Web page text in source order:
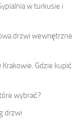
w turkusie i
drzwi wewnętrzne
Gdzie kupić
wybrać?
drzwi